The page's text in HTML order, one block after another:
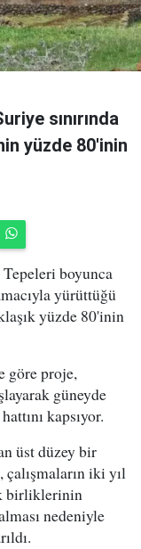
sınırında
yüzde 80'inin
boyunca
yürüttüğü
yüzde 80'inin
göre proje,
güneyde
kapsıyor.
üst düzey bir
çalışmaların iki yıl
birliklerinin
nedeniyle